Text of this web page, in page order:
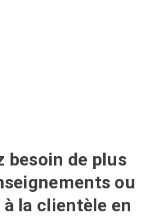
besoin de plus
ou
la clientèle en